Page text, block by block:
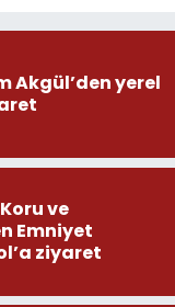
Akgül’den yerel
ve
Emniyet
ziyaret